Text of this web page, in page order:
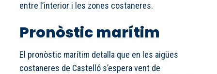
entre l’interior i les zones costaneres.
Pronòstic marítim
El pronòstic marítim detalla que en les aigües
costaneres de Castelló s’espera vent de